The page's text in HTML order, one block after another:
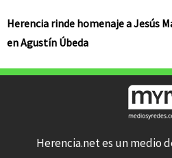
Herencia rinde homenaje a Jesús
en Agustín Úbeda
Herencia.net es un medio